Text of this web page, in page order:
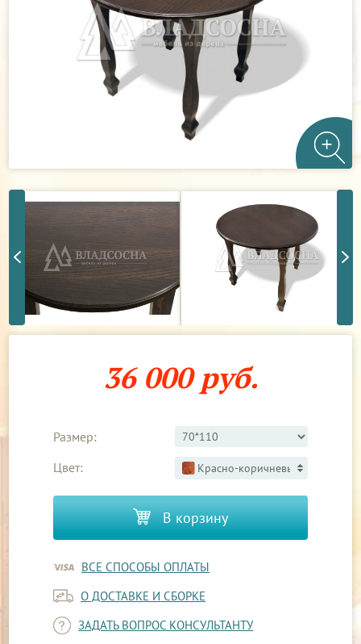
36 000 руб.
Размер:
Цвет:
Красно-коричневый 2
В корзину
ВСЕ СПОСОБЫ ОПЛАТЫ
О ДОСТАВКЕ И СБОРКЕ
ЗАДАТЬ ВОПРОС КОНСУЛЬТАНТУ